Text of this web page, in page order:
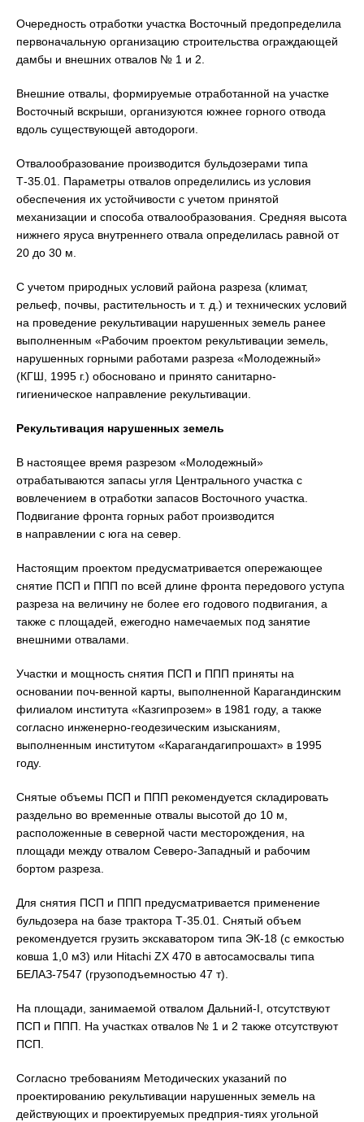
Очередность отработки участка Восточный предопределила
первоначальную организацию строительства ограждающей
дамбы и внешних отвалов № 1 и 2.
Внешние отвалы, формируемые отработанной на участке
Восточный вскрыши, организуются южнее горного отвода
вдоль существующей автодороги.
Отвалообразование производится бульдозерами типа
Т-35.01. Параметры отвалов определились из условия
обеспечения их устойчивости с учетом принятой
механизации и способа отвалообразования. Средняя высота
нижнего яруса внутреннего отвала определилась равной от
20 до 30 м.
С учетом природных условий района разреза (климат,
рельеф, почвы, растительность и т. д.) и технических условий
на проведение рекультивации нарушенных земель ранее
выполненным «Рабочим проектом рекультивации земель,
нарушенных горными работами разреза «Молодежный»
(КГШ, 1995 г.) обосновано и принято санитарно-
гигиеническое направление рекультивации.
Рекультивация нарушенных земель
В настоящее время разрезом «Молодежный»
отрабатываются запасы угля Центрального участка с
вовлечением в отработки запасов Восточного участка.
Подвигание фронта горных работ производится
в направлении с юга на север.
Настоящим проектом предусматривается опережающее
снятие ПСП и ППП по всей длине фронта передового уступа
разреза на величину не более его годового подвигания, а
также с площадей, ежегодно намечаемых под занятие
внешними отвалами.
Участки и мощность снятия ПСП и ППП приняты на
основании поч-венной карты, выполненной Карагандинским
филиалом института «Казгипрозем» в 1981 году, а также
согласно инженерно-геодезическим изысканиям,
выполненным институтом «Карагандагипрошахт» в 1995
году.
Снятые объемы ПСП и ППП рекомендуется складировать
раздельно во временные отвалы высотой до 10 м,
расположенные в северной части месторождения, на
площади между отвалом Северо-Западный и рабочим
бортом разреза.
Для снятия ПСП и ППП предусматривается применение
бульдозера на базе трактора Т-35.01. Снятый объем
рекомендуется грузить экскаватором типа ЭК-18 (с емкостью
ковша 1,0 м3) или Hitachi ZX 470 в автосамосвалы типа
БЕЛАЗ-7547 (грузоподъемностью 47 т).
На площади, занимаемой отвалом Дальний-I, отсутствуют
ПСП и ППП. На участках отвалов № 1 и 2 также отсутствуют
ПСП.
Согласно требованиям Методических указаний по
проектированию рекультивации нарушенных земель на
действующих и проектируемых предприя-тиях угольной